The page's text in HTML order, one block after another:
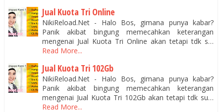
Jual Kuota Tri Online
NikiReload.Net - Halo Bos, gimana punya kabar?
Panik akibat bingung memecahkan keterangan
mengenai Jual Kuota Tri Online akan tetapi tdk s…
Read More...
Jual Kuota Tri 102Gb
NikiReload.Net - Halo Bos, gimana punya kabar?
Panik akibat bingung memecahkan keterangan
mengenai Jual Kuota Tri 102Gb akan tetapi tdk su…
Read More...